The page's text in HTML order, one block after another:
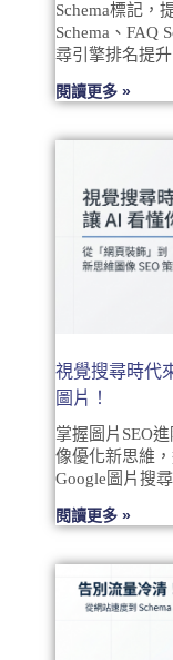
Schema標記，
Schema、FAQ
尋引擎排名提升
閱讀更多 »
視覺搜尋時代
圖片！
掌握圖片SEO
像優化新思維
Google圖片搜
閱讀更多 »